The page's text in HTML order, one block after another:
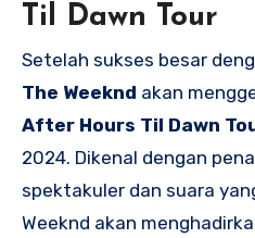
Til Dawn Tour
Setelah sukses besar
The Weeknd akan
After Hours Til Dawn
2024. Dikenal dengan
spektakuler dan suara
Weeknd akan